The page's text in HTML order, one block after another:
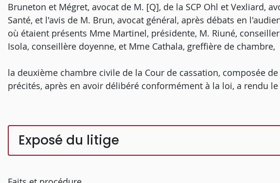
Bruneton et Mégret, avocat de M. [Q], de la SCP Ohl et Vexliard,
Santé, et l'avis de M. Brun, avocat général, après débats en
où étaient présents Mme Martinel, présidente, M. Riuné,
Isola, conseillère doyenne, et Mme Cathala, greffière de chambre,
la deuxième chambre civile de la Cour de cassation, composée
précités, après en avoir délibéré conformément à la loi, a rendu
Exposé du litige